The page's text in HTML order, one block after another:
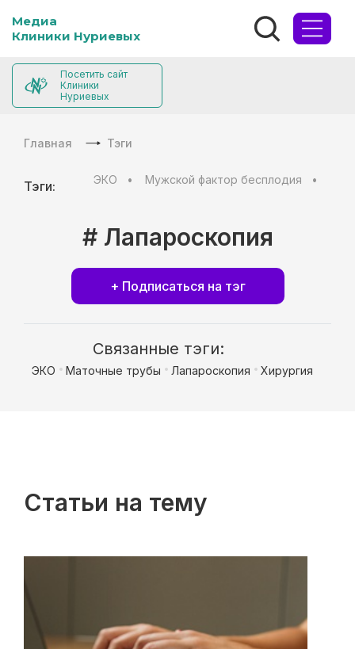
Медиа
Клиники Нуриевых
Посетить сайт
Клиники
Нуриевых
Главная Тэги
Тэги: ЭКО Мужской фактор бесплодия
# Лапароскопия
+ Подписаться на тэг
Связанные тэги:
ЭКО Маточные трубы Лапароскопия Хирургия
Статьи на тему